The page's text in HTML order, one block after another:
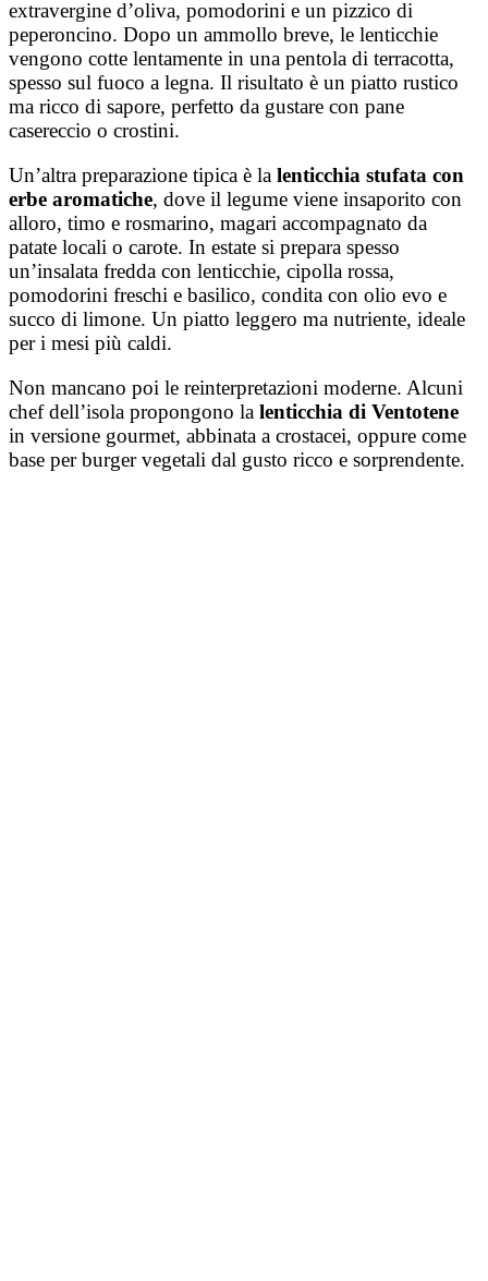
extravergine d’oliva, pomodorini e un pizzico di
peperoncino. Dopo un ammollo breve, le lenticchie
vengono cotte lentamente in una pentola di terracotta,
spesso sul fuoco a legna. Il risultato è un piatto rustico
ma ricco di sapore, perfetto da gustare con pane
casereccio o crostini.
Un’altra preparazione tipica è la lenticchia stufata con
erbe aromatiche, dove il legume viene insaporito con
alloro, timo e rosmarino, magari accompagnato da
patate locali o carote. In estate si prepara spesso
un’insalata fredda con lenticchie, cipolla rossa,
pomodorini freschi e basilico, condita con olio evo e
succo di limone. Un piatto leggero ma nutriente, ideale
per i mesi più caldi.
Non mancano poi le reinterpretazioni moderne. Alcuni
chef dell’isola propongono la lenticchia di Ventotene
in versione gourmet, abbinata a crostacei, oppure come
base per burger vegetali dal gusto ricco e sorprendente.